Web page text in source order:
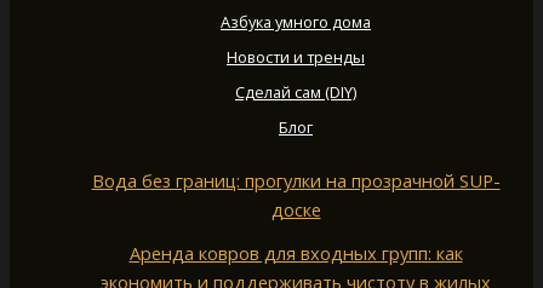
Азбука умного дома
Новости и тренды
Сделай сам (DIY)
Блог
Вода без границ: прогулки на прозрачной SUP-
доске
Аренда ковров для входных групп: как
экономить и поддерживать чистоту в жилых